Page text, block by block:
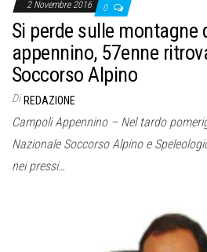
2 Novembre 2016 0
Si perde sulle montagne
appennino, 57enne
Soccorso Alpino
Di REDAZIONE
Campoli Appennino – Nel tardo
Nazionale Soccorso Alpino e
nei pressi…